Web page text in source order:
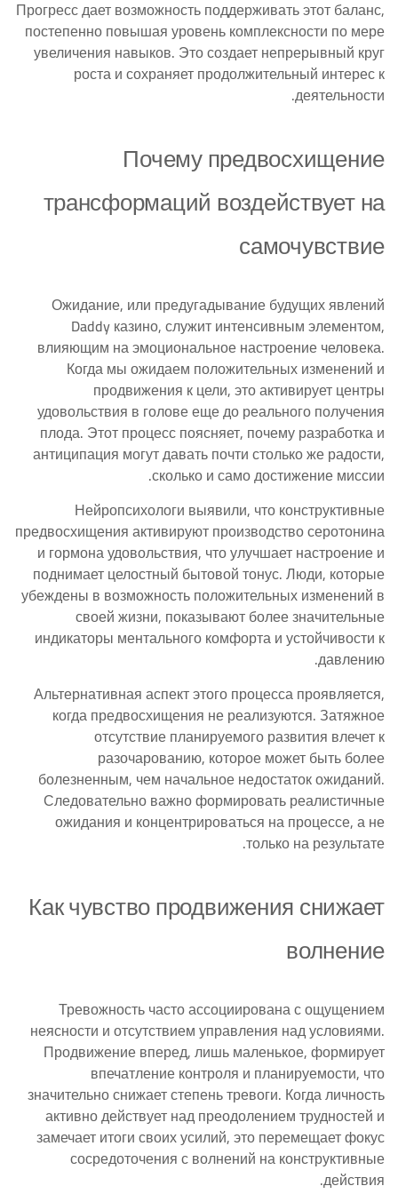
Прогресс дает возможность поддерживать этот баланс,
постепенно повышая уровень комплексности по мере
увеличения навыков. Это создает непрерывный круг
роста и сохраняет продолжительный интерес к
деятельности.
Почему предвосхищение
трансформаций воздействует на
самочувствие
Ожидание, или предугадывание будущих явлений
Daddy казино, служит интенсивным элементом,
влияющим на эмоциональное настроение человека.
Когда мы ожидаем положительных изменений и
продвижения к цели, это активирует центры
удовольствия в голове еще до реального получения
плода. Этот процесс поясняет, почему разработка и
антиципация могут давать почти столько же радости,
сколько и само достижение миссии.
Нейропсихологи выявили, что конструктивные
предвосхищения активируют производство серотонина
и гормона удовольствия, что улучшает настроение и
поднимает целостный бытовой тонус. Люди, которые
убеждены в возможность положительных изменений в
своей жизни, показывают более значительные
индикаторы ментального комфорта и устойчивости к
давлению.
Альтернативная аспект этого процесса проявляется,
когда предвосхищения не реализуются. Затяжное
отсутствие планируемого развития влечет к
разочарованию, которое может быть более
болезненным, чем начальное недостаток ожиданий.
Следовательно важно формировать реалистичные
ожидания и концентрироваться на процессе, а не
только на результате.
Как чувство продвижения снижает
волнение
Тревожность часто ассоциирована с ощущением
неясности и отсутствием управления над условиями.
Продвижение вперед, лишь маленькое, формирует
впечатление контроля и планируемости, что
значительно снижает степень тревоги. Когда личность
активно действует над преодолением трудностей и
замечает итоги своих усилий, это перемещает фокус
сосредоточения с волнений на конструктивные
действия.